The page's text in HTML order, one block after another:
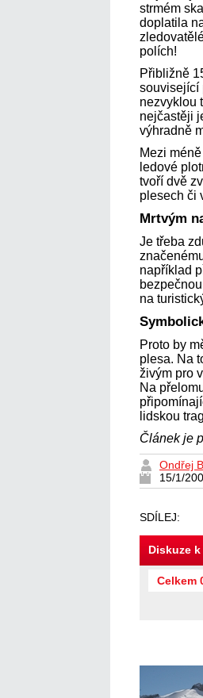
strmém
doplatila
polích!
Přibližně
související
nezvyklou
nejčastěji
výhradně
Mezi
ledové
tvoří dvě
plesech či
Mrtvým
Je třeba
například
na
Proto by
plesa. Na
živým pro
Na
lidskou
Článek je
Ondřej
15/1/
SDÍLEJ:
Diskuze
Celkem